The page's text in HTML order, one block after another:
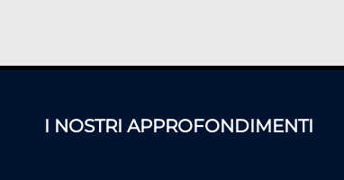
I NOSTRI APPROFONDIMENTI